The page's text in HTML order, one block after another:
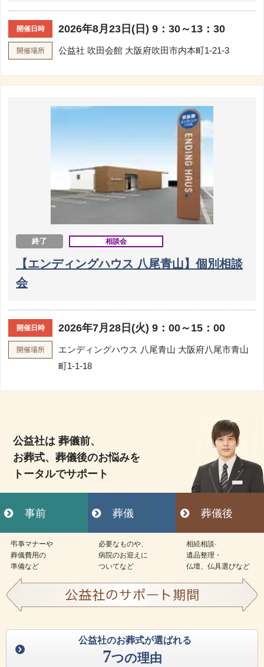
開催日時 2026年8月23日(日) 9：30～13：30
開催場所 公益社 吹田会館 大阪府吹田市内本町1-21-3
終了 相談会
【エンディングハウス 八尾青山】個別相談
会
開催日時 2026年7月28日(火) 9：00～15：00
開催場所 エンディングハウス 八尾青山 大阪府八尾市青山
町1-1-18
公益社は 葬儀前、
お葬式、葬儀後のお悩みを
トータルでサポート
事前 葬儀 葬儀後
弔亊マナーや
葬儀費用の
準備など
必要なものや、
病院のお迎えに
ついてなど
相続相談·
遺品整理・
仏壇、仏具選びなど
公益社のお葬式が選ばれる
7つの理由